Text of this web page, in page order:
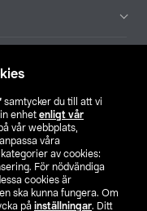
samtycker du till att vi
enhet enligt vår
vår webbplats,
våra
av cookies:
För nödvändiga
cookies är
ska kunna fungera. Om
på inställningar. Ditt